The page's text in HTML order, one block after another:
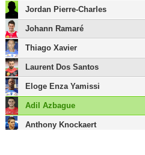
Jordan Pierre-Charles
Johann Ramaré
Thiago Xavier
Laurent Dos Santos
Eloge Enza Yamissi
Adil Azbague
Anthony Knockaert